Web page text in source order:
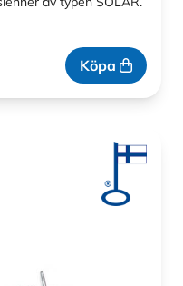
Köpa